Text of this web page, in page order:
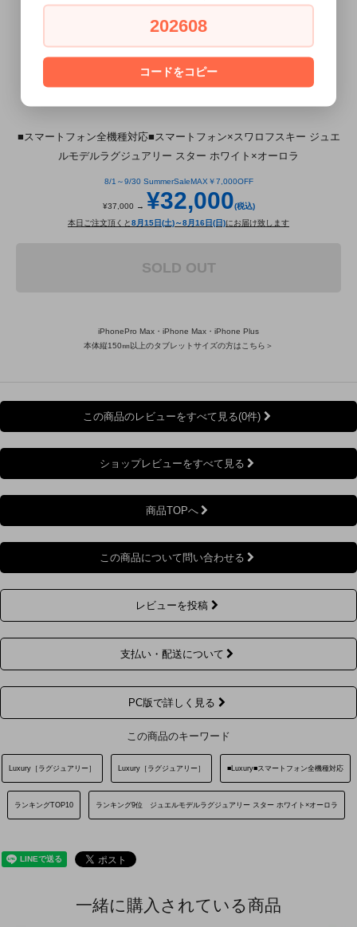
■スマートフォン全機種対応■スマートフォン×スワロフスキー ジュエ
ルモデルラグジュアリー スター ホワイト×オーロラ
8/1～9/30 SummerSaleMAX￥7,000OFF
¥37,000 → ¥32,000(税込)
本日ご注文頂くと8月15日(土)～8月16日(日)にお届け致します
SOLD OUT
iPhonePro Max・iPhone Max・iPhone Plus
本体縦150㎜以上のタブレットサイズの方はこちら＞
この商品のレビューをすべて見る(0件)
ショップレビューをすべて見る
商品TOPへ
この商品について問い合わせる
レビューを投稿
支払い・配送について
PC版で詳しく見る
この商品のキーワード
Luxury［ラグジュアリー］ Luxury［ラグジュアリー］ ■Luxury■スマートフォン全機種対応
ランキングTOP10 ランキング9位 ジュエルモデルラグジュアリー スター ホワイト×オーロラ
一緒に購入されている商品
202608
コードをコピー